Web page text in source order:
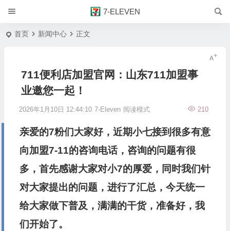
7-ELEVEN
首页 新闻中心 正文
711便利店加盟官网：山东711加盟事
业邀您一起！
2026年1月10日 12:44:10 7-Eleven 210
阅读模式
亲爱的7粉们大家好，近期小七接到很多有意
向加盟7-11的咨询电话，咨询的问题有很
多，首先感谢大家对小7的厚爱，同时我们针
对大家提出的问题，进行了汇总，今天统一
给大家做下普及，满满的干货，准备好，我
们开始了。